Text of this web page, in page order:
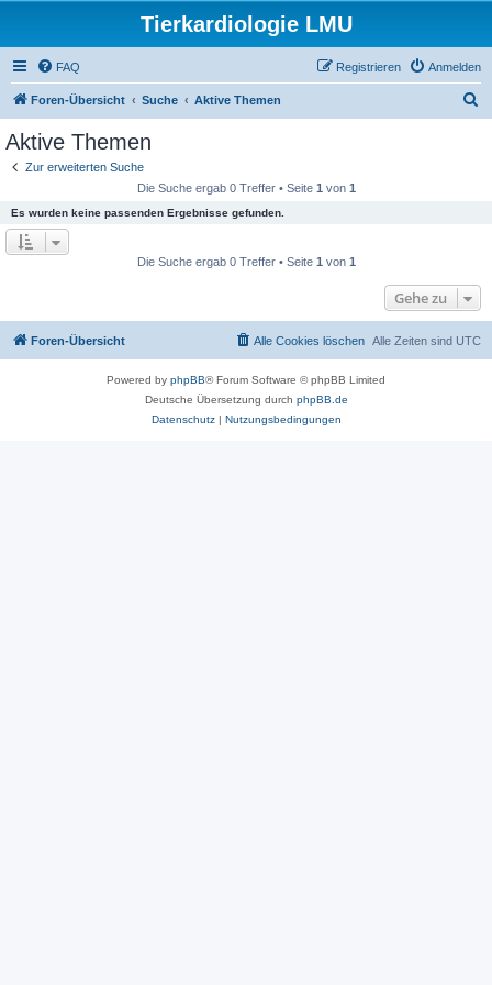
Tierkardiologie LMU
FAQ Anmelden
Registrieren
Foren-Übersicht Suche Aktive Themen
Aktive Themen
Zur erweiterten Suche
Die Suche ergab 0 Treffer • Seite 1 von 1
Es wurden keine passenden Ergebnisse gefunden.
Die Suche ergab 0 Treffer • Seite 1 von 1
Gehe zu
Foren-Übersicht Alle Zeiten sind UTC
Alle Cookies löschen
Powered by phpBB® Forum Software © phpBB Limited
Deutsche Übersetzung durch phpBB.de
Datenschutz| Nutzungsbedingungen